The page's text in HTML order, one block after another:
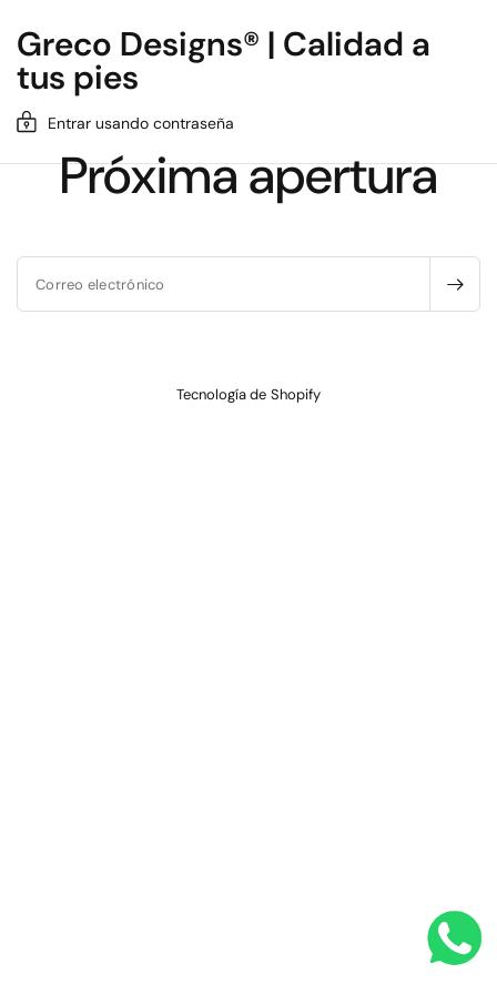
Greco Designs® | Calidad a
tus pies
Entrar usando contraseña
Próxima apertura
Correo electrónico
Tecnología de Shopify